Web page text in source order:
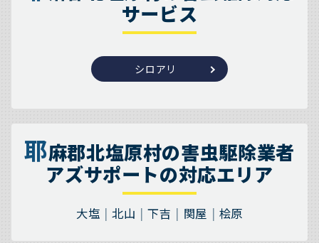
サービス
シロアリ
耶麻郡北塩原村の害虫駆除業者
アズサポートの対応エリア
大塩 北山 下吉 関屋 桧原